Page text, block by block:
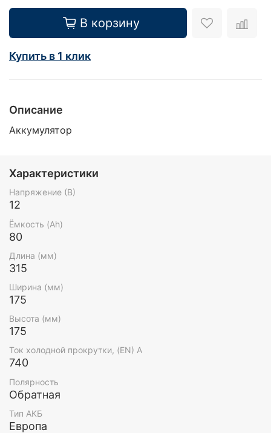
В корзину
Купить в 1 клик
Описание
Аккумулятор
Характеристики
Напряжение (В)
12
Ёмкость (Ah)
80
Длина (мм)
315
Ширина (мм)
175
Высота (мм)
175
Ток холодной прокрутки, (EN) А
740
Полярность
Обратная
Тип АКБ
Европа